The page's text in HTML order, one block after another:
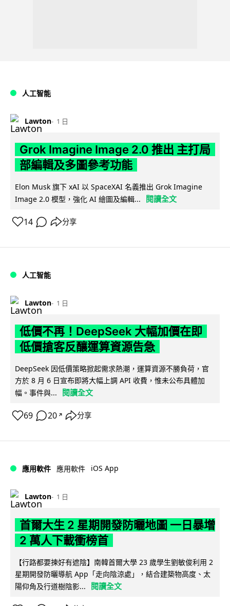
人工智能
Lawton 1 日
Grok Imagine Image 2.0 推出 主打局
部編輯及多圖參考功能
Elon Musk 旗下 xAI 以 SpaceXAI 名義推出 Grok Imagine
Image 2.0 模型，強化 AI 繪圖及編輯...
閱讀全文
14 分享
人工智能
Lawton 1 日
低價不再！DeepSeek 大幅加價在即
低價搶客反釀運算資源告急
DeepSeek 因低價策略掀起需求熱潮，運算資源不勝負荷，官
方於 8 月 6 日宣布即將大幅上調 API 收費，惟未公布具體加
幅。事件與...
閱讀全文
69 20 ↗ 分享
應用軟件 應用軟件 iOS App
Lawton 1 日
首爾大生 2 星期開發防曬地圖 一日暴增
2 萬人下載衝榜首
【行路都要揀好有遮陰】南韓首爾大學 23 歲學生劉敏俊利用 2
星期開發防曬導航 App「走向陰涼處」，結合建築物高度、太
陽仰角及行道樹陰影...
閱讀全文